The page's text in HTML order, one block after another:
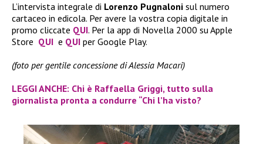
L’intervista integrale di Lorenzo Pugnaloni sul numero
cartaceo in edicola. Per avere la vostra copia digitale in
promo cliccate QUI. Per la app di Novella 2000 su Apple
Store QUI e QUI per Google Play.
(foto per gentile concessione di Alessia Macari)
LEGGI ANCHE: Chi è Raffaella Griggi, tutto sulla
giornalista pronta a condurre “Chi l’ha visto?